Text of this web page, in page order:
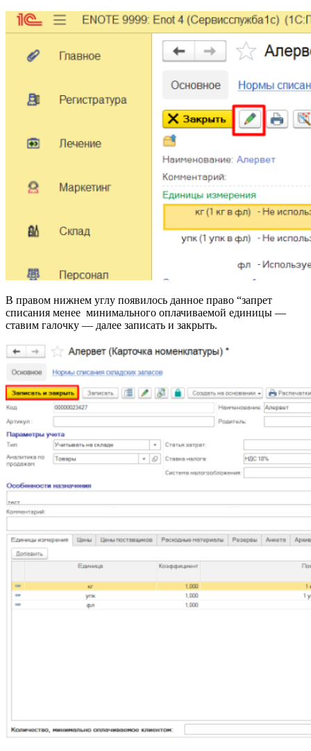
В правом нижнем углу появилось данное право “запрет
списания менее минимального оплачиваемой единицы —
ставим галочку — далее записать и закрыть.